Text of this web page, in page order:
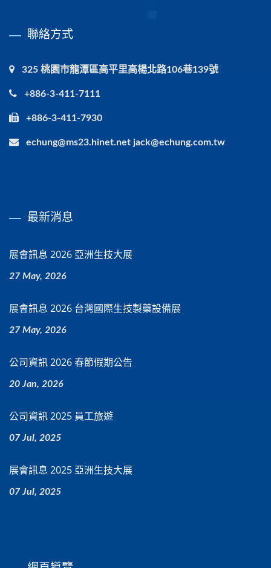
聯絡方式
325 桃園市龍潭區高平里高楊北路106巷139號
+886-3-411-7111
+886-3-411-7930
echung@ms23.hinet.net jack@echung.com.tw
最新消息
展會訊息 2026 亞洲生技大展
27 May, 2026
展會訊息 2026 台灣國際生技製藥設備展
27 May, 2026
公司資訊 2026 春節假期公告
20 Jan, 2026
公司資訊 2025 員工旅遊
07 Jul, 2025
展會訊息 2025 亞洲生技大展
07 Jul, 2025